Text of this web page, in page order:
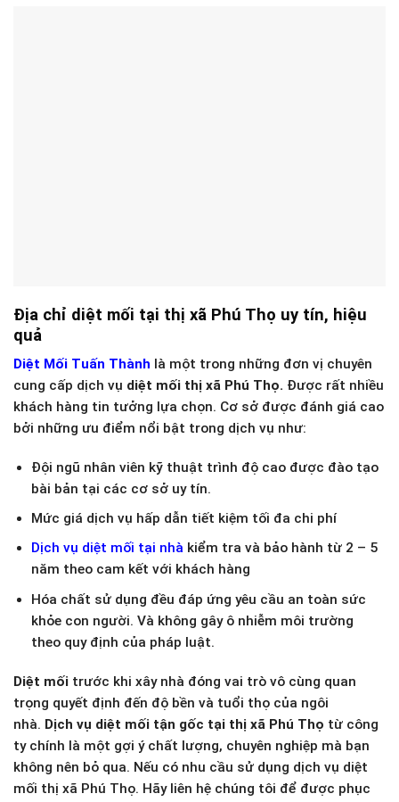
Địa chỉ diệt mối tại thị xã Phú Thọ uy tín, hiệu
quả
Diệt Mối Tuấn Thành là một trong những đơn vị chuyên
cung cấp dịch vụ diệt mối thị xã Phú Thọ. Được rất nhiều
khách hàng tin tưởng lựa chọn. Cơ sở được đánh giá cao
bởi những ưu điểm nổi bật trong dịch vụ như:
Đội ngũ nhân viên kỹ thuật trình độ cao được đào tạo
bài bản tại các cơ sở uy tín.
Mức giá dịch vụ hấp dẫn tiết kiệm tối đa chi phí
Dịch vụ diệt mối tại nhà kiểm tra và bảo hành từ 2 – 5
năm theo cam kết với khách hàng
Hóa chất sử dụng đều đáp ứng yêu cầu an toàn sức
khỏe con người. Và không gây ô nhiễm môi trường
theo quy định của pháp luật.
Diệt mối trước khi xây nhà đóng vai trò vô cùng quan
trọng quyết định đến độ bền và tuổi thọ của ngôi
nhà. Dịch vụ diệt mối tận gốc tại thị xã Phú Thọ từ công
ty chính là một gợi ý chất lượng, chuyên nghiệp mà bạn
không nên bỏ qua. Nếu có nhu cầu sử dụng dịch vụ diệt
mối thị xã Phú Thọ. Hãy liên hệ chúng tôi để được phục